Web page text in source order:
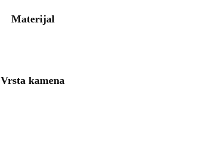
Materijal
Vrsta kamena